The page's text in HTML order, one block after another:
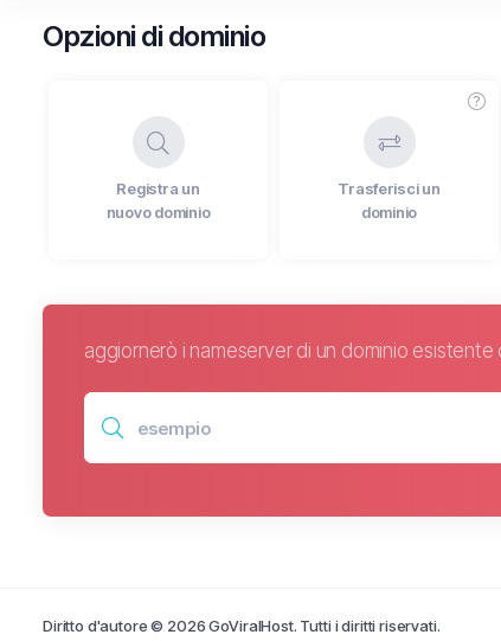
Opzioni di dominio
Registra un
nuovo dominio
Trasferisci un
dominio
aggiornerò i nameserver di un dominio
Diritto d'autore © 2026 GoViralHost. Tutti i diritti riservati.